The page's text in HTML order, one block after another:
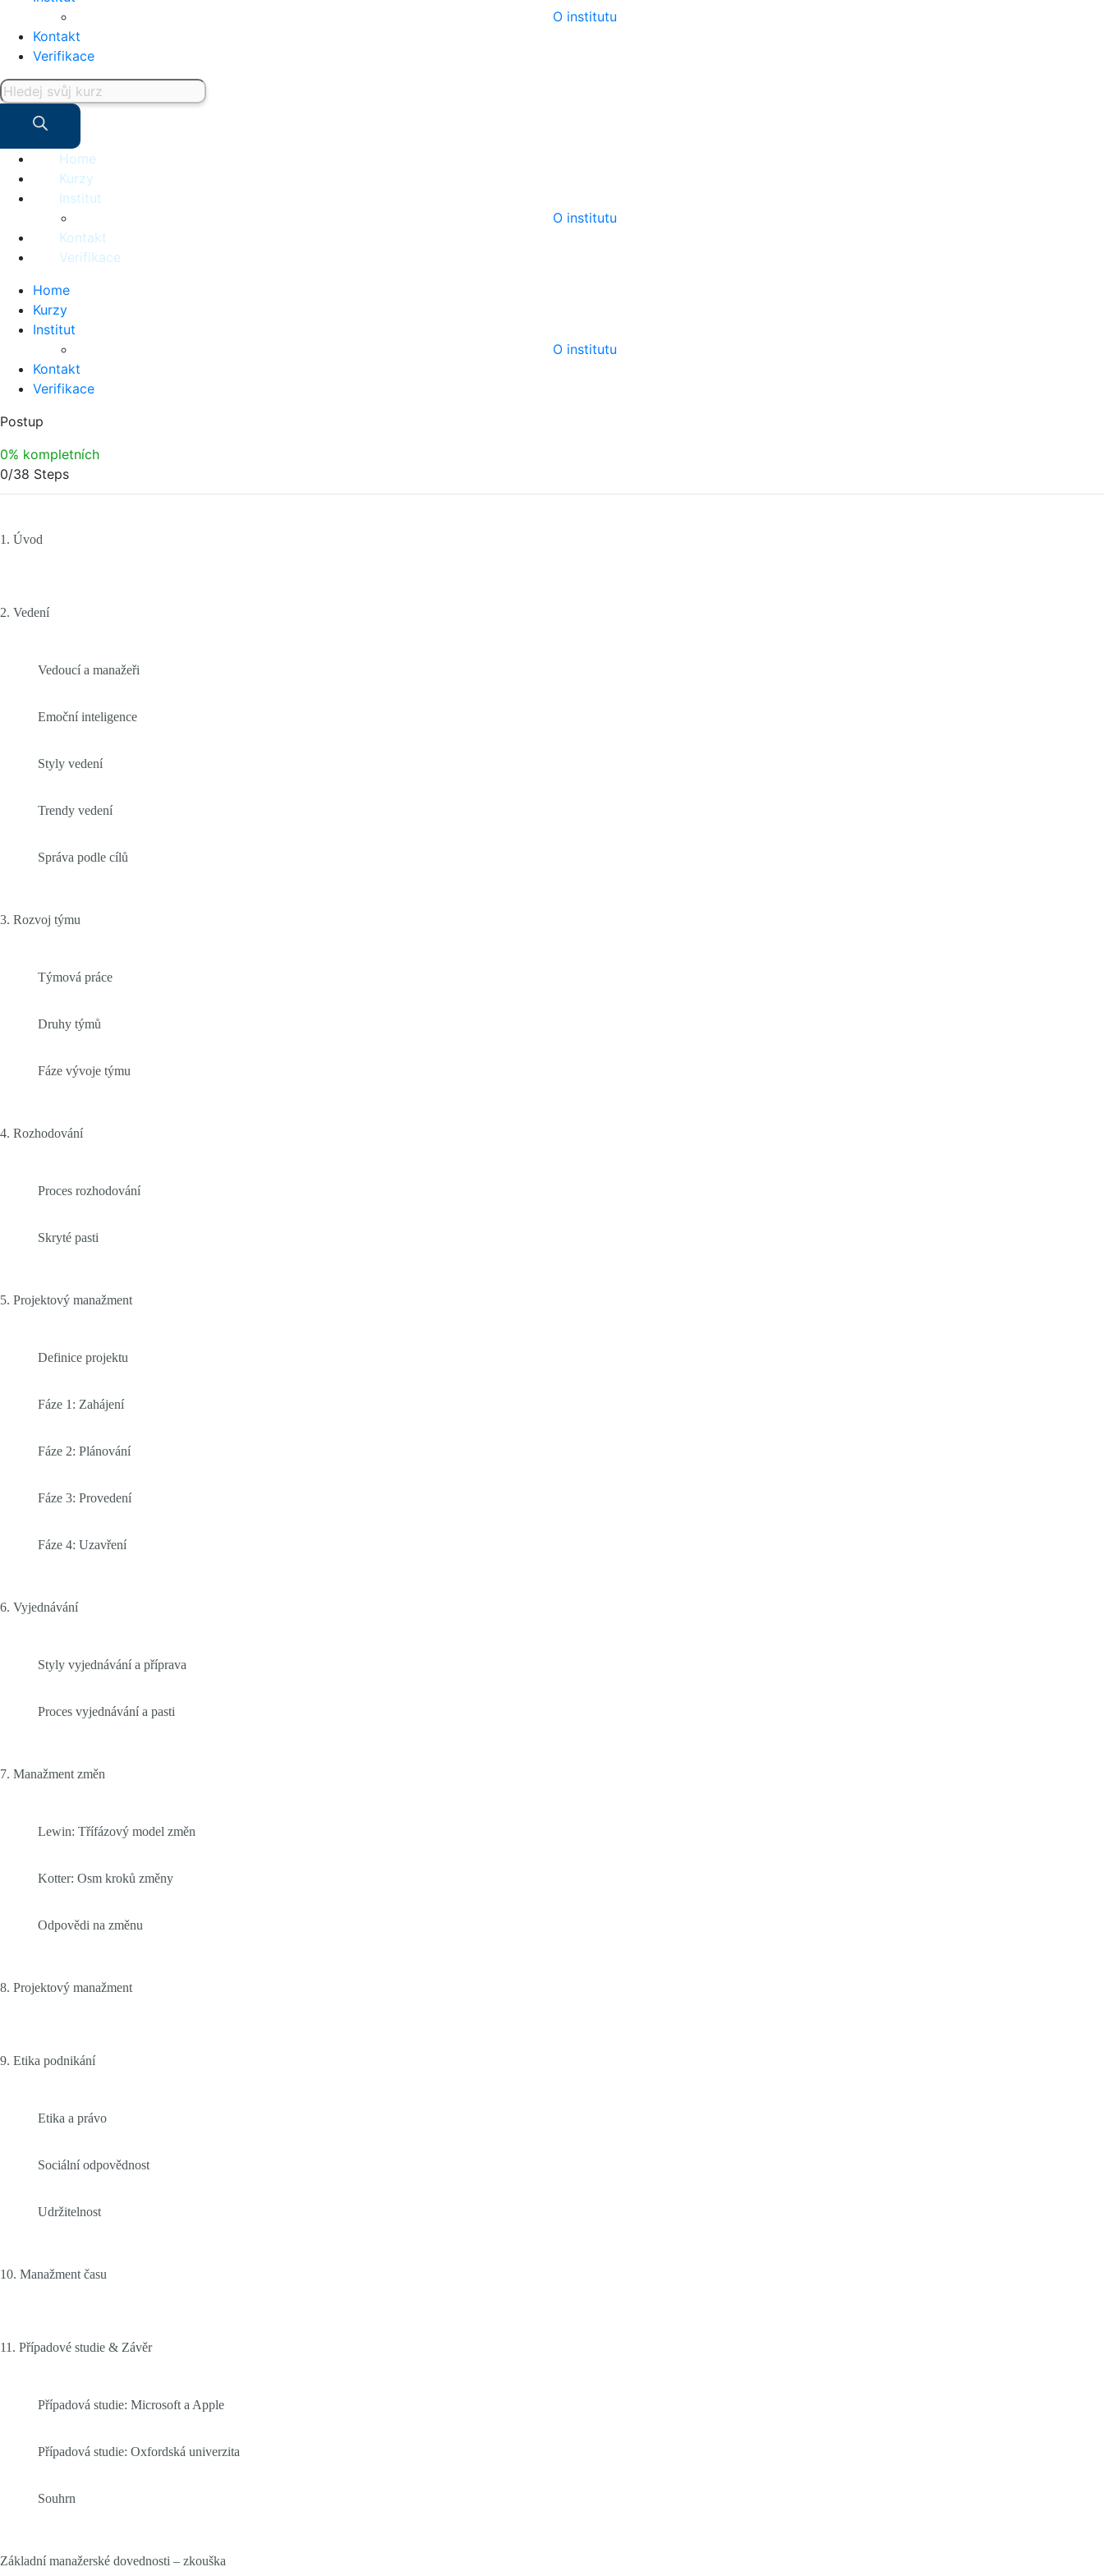
O institutu
Kontakt
Verifikace
Home
Kurzy
Institut
O institutu
Kontakt
Verifikace
Home
Kurzy
Institut
O institutu
Kontakt
Verifikace
Postup
0% kompletních
0/38 Steps
1. Úvod
2. Vedení
Vedoucí a manažeři
Emoční inteligence
Styly vedení
Trendy vedení
Správa podle cílů
3. Rozvoj týmu
Týmová práce
Druhy týmů
Fáze vývoje týmu
4. Rozhodování
Proces rozhodování
Skryté pasti
5. Projektový manažment
Definice projektu
Fáze 1: Zahájení
Fáze 2: Plánování
Fáze 3: Provedení
Fáze 4: Uzavření
6. Vyjednávání
Styly vyjednávání a příprava
Proces vyjednávání a pasti
7. Manažment změn
Lewin: Třífázový model změn
Kotter: Osm kroků změny
Odpovědi na změnu
8. Projektový manažment
9. Etika podnikání
Etika a právo
Sociální odpovědnost
Udržitelnost
10. Manažment času
11. Případové studie & Závěr
Případová studie: Microsoft a Apple
Případová studie: Oxfordská univerzita
Souhrn
Základní manažerské dovednosti – zkouška